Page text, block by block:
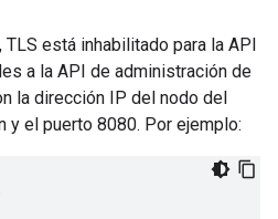
está inhabilitado para la API
a la API de administración de
la dirección IP del nodo del
y el puerto 8080. Por ejemplo: